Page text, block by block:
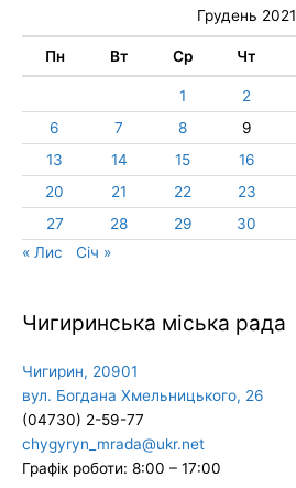
Грудень 2021
Пн Вт Ср Чт
1 2
6
7 8 9
13
14 15 16
20
21 22 23
27
28 29 30
« Лис
Січ »
Чигиринська міська рада
Чигирин, 20901
вул. Богдана Хмельницького, 26
(04730) 2-59-77
chygyryn_mrada@ukr.net
Графік роботи: 8:00 – 17:00